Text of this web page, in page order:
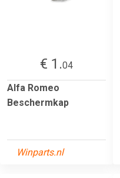
€ 1.04
Alfa Romeo
Beschermkap
Winparts.nl